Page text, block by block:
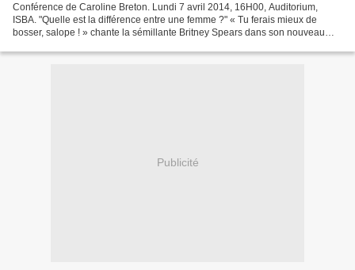
Conférence de Caroline Breton. Lundi 7 avril 2014, 16H00, Auditorium,
ISBA. "Quelle est la différence entre une femme ?" « Tu ferais mieux de
bosser, salope ! » chante la sémillante Britney Spears dans son nouveau
Publicité